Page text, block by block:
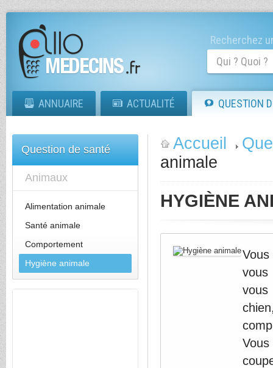
Recherchez
ANNUAIRE ACTUALITÉ QUESTION
Question de santé
Animaux
Alimentation animale
Santé animale
Comportement
Hygiène animale
Accueil
animale
HYGIÈNE
vous